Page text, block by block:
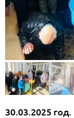
30.03.2025